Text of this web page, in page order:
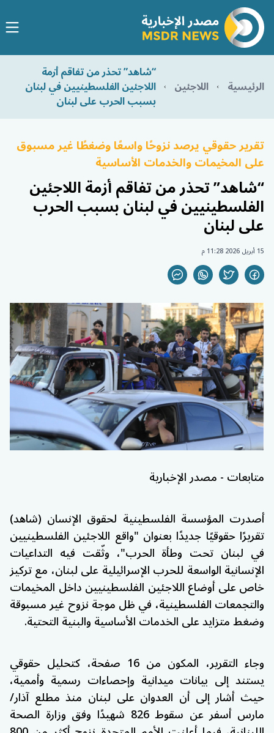
الرئيسية اللاجئين
“شاهد” تحذر من تفاقم أزمة
اللاجئين الفلسطينيين في لبنان
بسبب الحرب على لبنان
تقرير حقوقي يرصد نزوحًا واسعًا وضغطًا غير مسبوق
على المخيمات والخدمات الأساسية
“شاهد” تحذر من تفاقم أزمة اللاجئين
الفلسطينيين في لبنان بسبب الحرب
على لبنان
15 أبريل 2026 11:28 م
متابعات - مصدر الإخبارية
أصدرت المؤسسة الفلسطينية لحقوق الإنسان (شاهد)
تقريرًا حقوقيًا جديدًا بعنوان "واقع اللاجئين الفلسطينيين
في لبنان تحت وطأة الحرب"، وثّقت فيه التداعيات
الإنسانية الواسعة للحرب الإسرائيلية على لبنان، مع تركيز
خاص على أوضاع اللاجئين الفلسطينيين داخل المخيمات
والتجمعات الفلسطينية، في ظل موجة نزوح غير مسبوقة
وضغط متزايد على الخدمات الأساسية والبنية التحتية.
وجاء التقرير، المكون من 16 صفحة، كتحليل حقوقي
يستند إلى بيانات ميدانية وإحصاءات رسمية وأممية،
حيث أشار إلى أن العدوان على لبنان منذ مطلع آذار/
مارس أسفر عن سقوط 826 شهيدًا وفق وزارة الصحة